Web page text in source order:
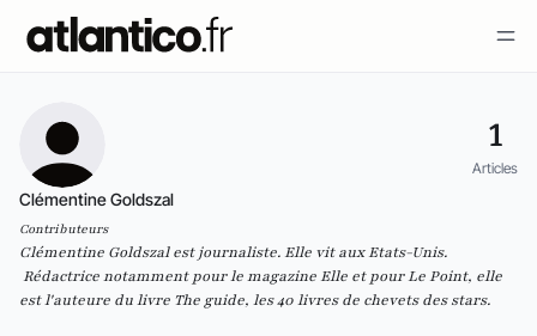
1
Articles
Clémentine Goldszal
Contributeurs
Clémentine Goldszal est journaliste.Elle vit aux Etats-Unis.
Rédactrice notamment pour le magazine Elle et pour Le Point, elle
est l'auteure du livre The guide, les 40 livres de chevets des stars.